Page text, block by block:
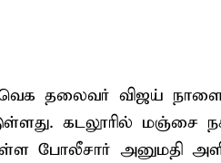
தலைவர் விஜய்
கடலூரில் மஞ்சை
போலீசார் அனுமதி